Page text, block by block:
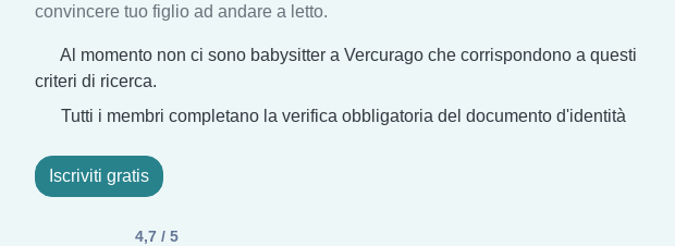
convincere tuo figlio ad andare a letto.
Al momento non ci sono babysitter a Vercurago che corrispondono a questi
criteri di ricerca.
Tutti i membri completano la verifica obbligatoria del documento d'identità
Iscriviti gratis
4,7 / 5